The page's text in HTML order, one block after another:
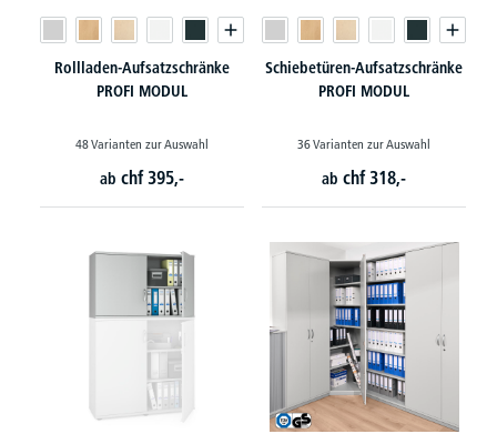
Rollladen-Aufsatzschränke
PROFI MODUL
48 Varianten zur Auswahl
ab chf 395,-
Schiebetüren-Aufsatzschränke
PROFI MODUL
36 Varianten zur Auswahl
ab chf 318,-